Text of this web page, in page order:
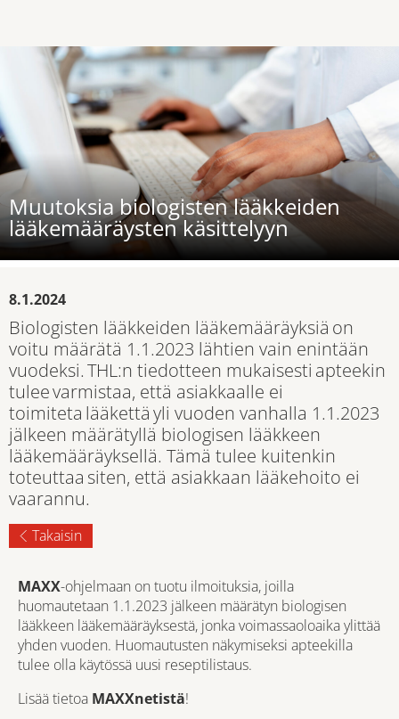
Muutoksia biologisten lääkkeiden
lääkemääräysten käsittelyyn
8.1.2024
Biologisten lääkkeiden lääkemääräyksiä on
voitu määrätä 1.1.2023 lähtien vain enintään
vuodeksi. THL:n tiedotteen mukaisesti apteekin
tulee varmistaa, että asiakkaalle ei
toimiteta lääkettä yli vuoden vanhalla 1.1.2023
jälkeen määrätyllä biologisen lääkkeen
lääkemääräyksellä. Tämä tulee kuitenkin
toteuttaa siten, että asiakkaan lääkehoito ei
vaarannu.
Takaisin
MAXX-ohjelmaan on tuotu ilmoituksia, joilla
huomautetaan 1.1.2023 jälkeen määrätyn biologisen
lääkkeen lääkemääräyksestä, jonka voimassaoloaika ylittää
yhden vuoden. Huomautusten näkymiseksi apteekilla
tulee olla käytössä uusi reseptilistaus.
Lisää tietoa MAXXnetistä!